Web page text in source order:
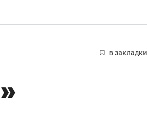
в закладки